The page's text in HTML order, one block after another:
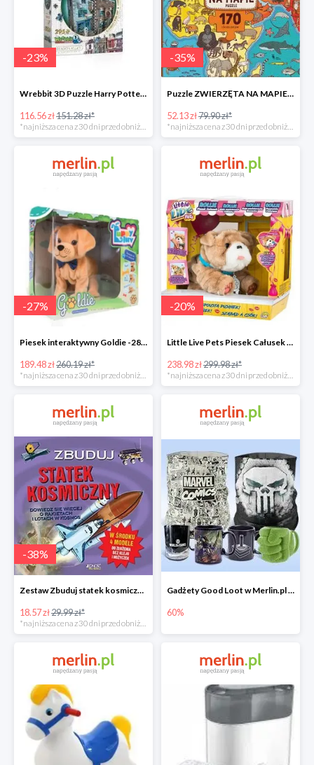
-23%
Wrebbit 3D Puzzle Harry Potter Ollivander's Wand Shop -23%
116.56 zł151.28 zł*
*najniższa cena z 30 dni przed obniżką
-35%
Puzzle ZWIERZĘTA NA MAPIE -35%
52.13 zł79.90 zł*
*najniższa cena z 30 dni przed obniżką
-27%
Piesek interaktywny Goldie -28%
189.48 zł260.19 zł*
-20%
Little Live Pets Piesek Całusek Rollie -21%
238.98 zł299.98 zł*
-38%
Zestaw Zbuduj statek kosmiczny do -39%
18.57 zł29.99 zł*
*najniższa cena z 30 dni przed obniżką
Gadżety Good Loot w Merlin.pl do -60%
60%